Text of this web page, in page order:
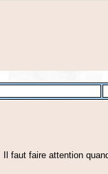
faut faire attention